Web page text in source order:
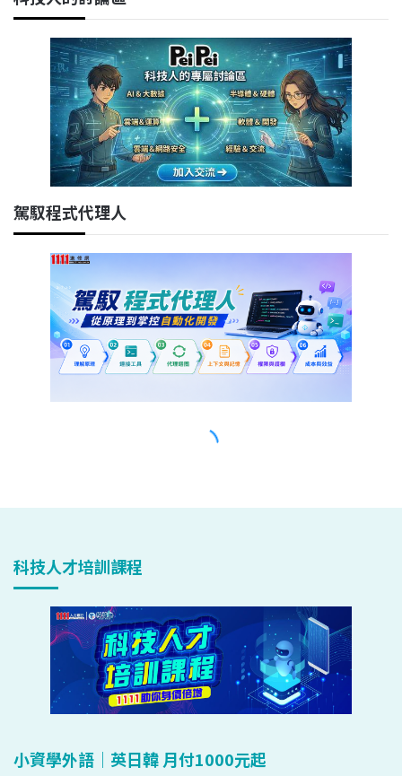
科技人才培訓課程
小資學外語｜英日韓 月付1000元起